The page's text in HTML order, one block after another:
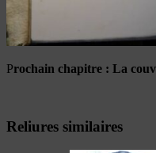
Prochain chapitre : La
Reliures similaires